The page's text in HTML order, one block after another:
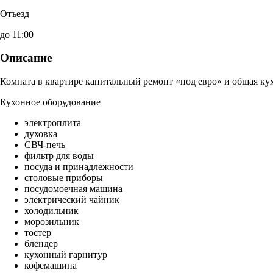
Отъезд
до 11:00
Описание
Комната в квартире капитальный ремонт «под евро» и общая
Кухонное оборудование
электроплита
духовка
СВЧ-печь
фильтр для воды
посуда и принадлежности
столовые приборы
посудомоечная машина
электрический чайник
холодильник
морозильник
тостер
блендер
кухонный гарнитур
кофемашина